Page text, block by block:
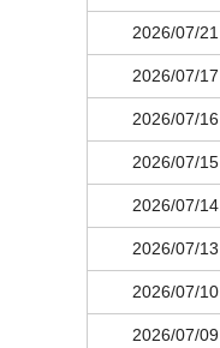
2026/07/21
2026/07/17
2026/07/16
2026/07/15
2026/07/14
2026/07/13
2026/07/10
2026/07/09